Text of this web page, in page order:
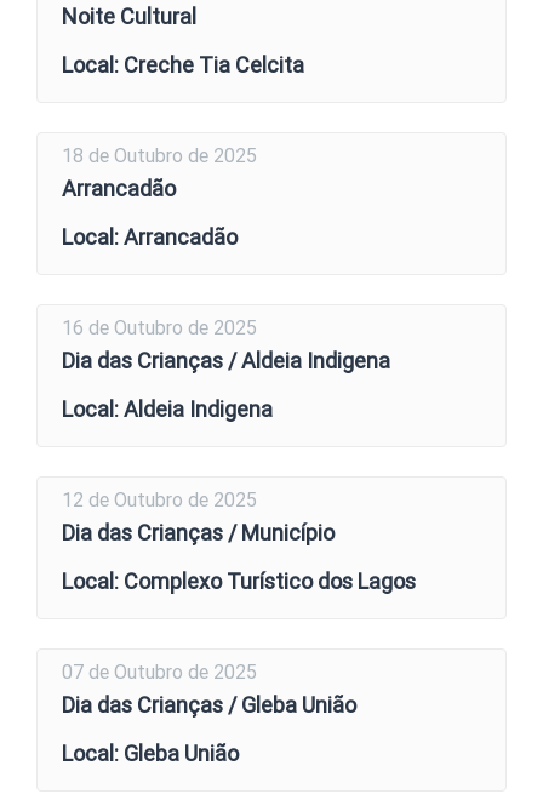
Noite Cultural
Local: Creche Tia Celcita
18 de Outubro de 2025
Arrancadão
Local: Arrancadão
16 de Outubro de 2025
Dia das Crianças / Aldeia Indigena
Local: Aldeia Indigena
12 de Outubro de 2025
Dia das Crianças / Município
Local: Complexo Turístico dos Lagos
07 de Outubro de 2025
Dia das Crianças / Gleba União
Local: Gleba União